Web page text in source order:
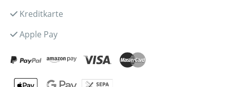
Kreditkarte
Apple Pay